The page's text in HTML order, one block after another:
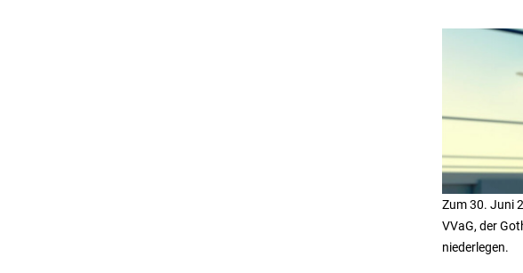
Zum 30. Juni
VVaG, der
niederlegen.